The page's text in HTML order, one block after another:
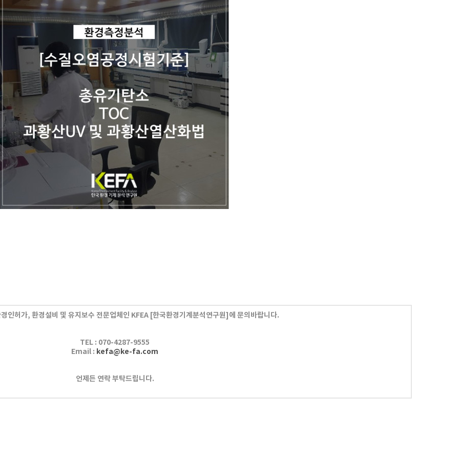
인허가, 환경설비 및 유지보수 전문업체인 KFEA [한국환경기계분석연구원]에 문의바랍니다.
TEL : 070-4287-9555
Email : kefa@ke-fa.com
언제든 연락 부탁드립니다.